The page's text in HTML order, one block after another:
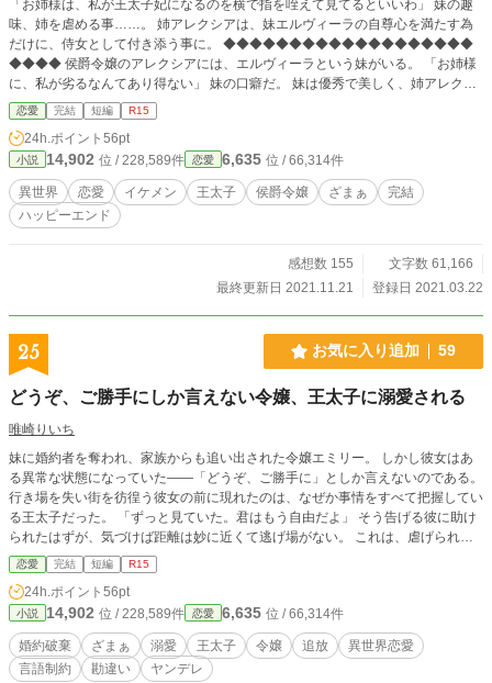
「お姉様は、私が王太子妃になるのを横で指を咥えて見てるといいわ」 妹の趣
味、姉を虐める事……。 姉アレクシアは、妹エルヴィーラの自尊心を満たす為
だけに、侍女として付き添う事に。 ◆◆◆◆◆◆◆◆◆◆◆◆◆◆◆◆◆◆◆
◆◆◆◆ 侯爵令嬢のアレクシアには、エルヴィーラという妹がいる。 「お姉様
に、私が劣るなんてあり得ない」 妹の口癖だ。 妹は優秀で美しく、姉アレクシ
アは平凡で普通だと周囲からは言われた。 だが、それには秘密がある。 両親か
ら溺愛される妹より優秀である事は許されいアレクシア。 妹よりも上手くダン
スを踊れば、折檻される。妹よりもヴァイオリンを上手く弾けば、折檻された。
アレクシアはその為に、全てにおいて妹より劣って見えるように振る舞ってき
た。 そんなある日、この国の王太子の妃を選ぶと伝令が出される。 妹は、王太
子妃候補に選ばれ城へと赴く事になったのだが。その前夜アレクシアは、両親か
ら衝撃の話をされる。 「エルヴィーラの侍女として、貴女も城へ行きなさい」
するように姉アレクシアは、沢山の人望を集めて人々から愛されるようにな
恋愛 完結 短編 R15
24h.ポイント 56pt
小説 14,902 位 / 228,589件 恋愛 6,635 位 / 66,314件
異世界 恋愛 イケメン 王太子 侯爵令嬢 ざまぁ
完結
ハッピーエンド
感想数 155
文字数 61,166
最終更新日 2021.11.21
登録日 2021.03.22
25 お気に入り追加 59
どうぞ、ご勝手にしか言えない令嬢、王太子に溺愛される
唯崎りいち
妹に婚約者を奪われ、家族からも追い出された令嬢エミリー。 しかし彼女はあ
る異常な状態になっていた――「どうぞ、ご勝手に」としか言えないのである。
行き場を失い街を彷徨う彼女の前に現れたのは、なぜか事情をすべて把握してい
る王太子だった。 「ずっと見ていた。君はもう自由だよ」 そう告げる彼に助け
られたはずが、気づけば距離は妙に近くて逃げ場がない。 これは、虐げられた
令嬢が“言葉の制約”を抱えたまま、最上位の溺愛に巻き込まれていく物語。
恋愛 完結 短編 R15
24h.ポイント 56pt
小説 14,902 位 / 228,589件 恋愛 6,635 位 / 66,314件
婚約破棄 ざまぁ 溺愛 王太子 令嬢 追放
異世界恋愛
言語制約
勘違い ヤンデレ